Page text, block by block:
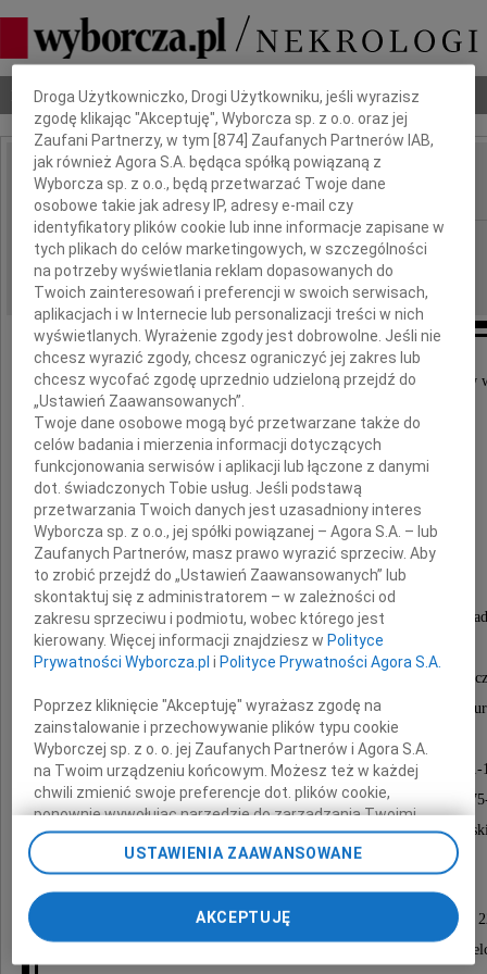
Nekrologi Odeszli Poradnik pogrzebowy
IMIĘ I NAZWISKO: Karol Lisowski
REGION: cała Polska
DATA EMISJI: 22.02.2024
Z głębokim żalem zawiadamiamy, że w dniu 15 lutego 2024 r. w
Karol Lisowski
nasz Kochany Mąż, Ojciec, Teść, Dziadek,
Przyjaciel ludzi.
Wieloletni nauczyciel, Kierownik Szkoły Podstawowej w
Kierownik Szkoły Podstawowej Nr 5 im. M. Skłodowskiej-
(1964-1971),
Inspektor Oświaty i Wychowania w Zgorzelcu (1971-
Kurator Oświaty i Wychowania w Jeleniej Górze
Dyrektor Zespołu Szkół Zawodowych im. II Armii Wojska
(1982-1986).
Msza Święta w intencji Zmarłego zostanie odprawiona w dniu
o godz. 7.30 w kościele św. Bonifacego w
Dbamy o Twoją prywatność
Droga Użytkowniczko, Drogi Użytkowniku, jeśli wyrazisz
zgodę klikając "Akceptuję", Wyborcza sp. z o.o. oraz jej
Zaufani Partnerzy, w tym [874 ] Zaufanych Partnerów IAB,
jak również Agora S.A. będąca spółką powiązaną z
Wyborcza sp. z o.o., będą przetwarzać Twoje dane
osobowe takie jak adresy IP, adresy e-mail czy
identyfikatory plików cookie lub inne informacje zapisane w
tych plikach do celów marketingowych, w szczególności
na potrzeby wyświetlania reklam dopasowanych do
Twoich zainteresowań i preferencji w swoich serwisach,
aplikacjach i w Internecie lub personalizacji treści w nich
wyświetlanych. Wyrażenie zgody jest dobrowolne. Jeśli nie
chcesz wyrazić zgody, chcesz ograniczyć jej zakres lub
chcesz wycofać zgodę uprzednio udzieloną przejdź do
„Ustawień Zaawansowanych”.
Twoje dane osobowe mogą być przetwarzane także do
celów badania i mierzenia informacji dotyczących
funkcjonowania serwisów i aplikacji lub łączone z danymi
dot. świadczonych Tobie usług. Jeśli podstawą
przetwarzania Twoich danych jest uzasadniony interes
Wyborcza sp. z o.o., jej spółki powiązanej – Agora S.A. – lub
Zaufanych Partnerów, masz prawo wyrazić sprzeciw. Aby
to zrobić przejdź do „Ustawień Zaawansowanych” lub
skontaktuj się z administratorem – w zależności od
zakresu sprzeciwu i podmiotu, wobec którego jest
kierowany. Więcej informacji znajdziesz w Polityce
Prywatności Wyborcza.pl i Polityce Prywatności Agora S.A.
Poprzez kliknięcie "Akceptuję" wyrażasz zgodę na
zainstalowanie i przechowywanie plików typu cookie
Wyborczej sp. z o. o. jej Zaufanych Partnerów i Agora S.A.
na Twoim urządzeniu końcowym. Możesz też w każdej
chwili zmienić swoje preferencje dot. plików cookie,
ponownie wywołując narzędzie do zarządzania Twoimi
preferencjami dot. przetwarzania danych poprzez
odnośnik „Ustawienia prywatności” w stopce serwisu i
przechodząc do sekcji „Ustawienia zaawansowane”.
Zmiana ustawień plików cookie możliwa jest także za
pomocą ustawień przeglądarki.
My, nasi Zaufani Partnerzy i Agora S.A. możemy
USTAWIENIA ZAAWANSOWANE
AKCEPTUJĘ